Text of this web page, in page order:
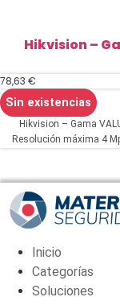
Hikvision –
78,63 €
Sin existencias
Hikvision – Gama
Resolución máxima 4
Inicio
Categorías
Soluciones